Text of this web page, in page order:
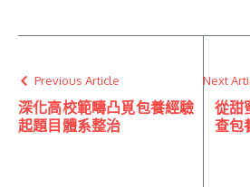
Previous Article
深化高校範疇凸覓包養經驗
起題目體系整治
Next
從甜
查包